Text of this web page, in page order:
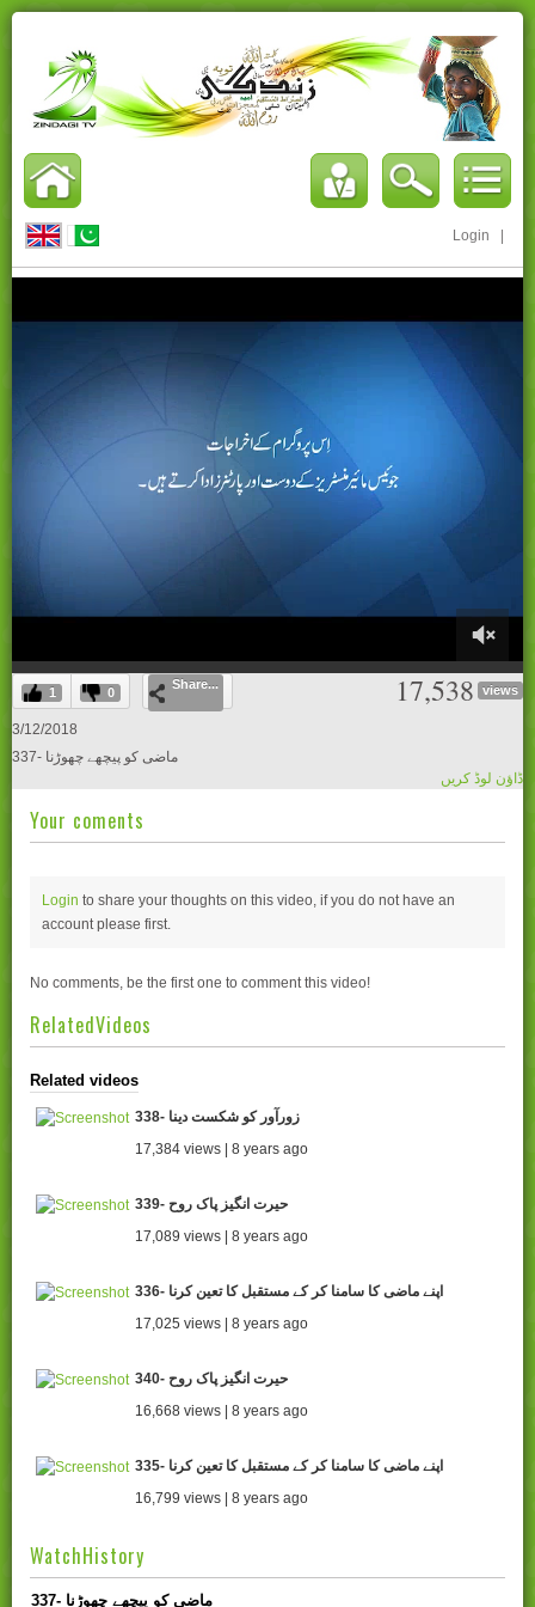
Login
0
of
24
minutes,
seconds
1 0
Share... 17,538 views
3/12/2018
337- ماضی کو پیچھے چھوڑنا
ڈاؤن لوڈ کریں
Your coments
Login to share your thoughts on this video, if you do not have an
account please first.
No comments, be the first one to comment this video!
RelatedVideos
Related videos
338- زورآور کو شکست دینا
17,384 views | 8 years ago
339- حیرت انگیز پاک روح
17,089 views | 8 years ago
336- اپنے ماضی کا سامنا کر کے مستقبل کا تعین کرنا
17,025 views | 8 years ago
340- حیرت انگیز پاک روح
16,668 views | 8 years ago
335- اپنے ماضی کا سامنا کر کے مستقبل کا تعین کرنا
16,799 views | 8 years ago
WatchHistory
337- ماضی کو پیچھے چھوڑنا